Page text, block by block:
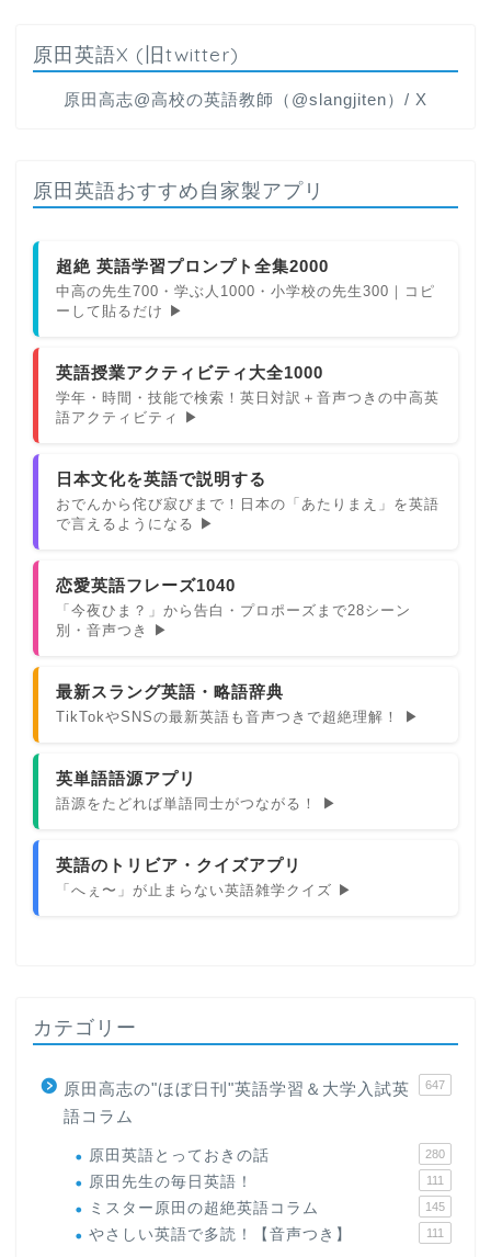
原田英語X (旧twitter)
原田高志@高校の英語教師（@slangjiten）/ X
原田英語おすすめ自家製アプリ
超絶 英語学習プロンプト全集2000
中高の先生700・学ぶ人1000・小学校の先生300｜コピ
ーして貼るだけ ▶
英語授業アクティビティ大全1000
学年・時間・技能で検索！英日対訳＋音声つきの中高英
語アクティビティ ▶
日本文化を英語で説明する
おでんから侘び寂びまで！日本の「あたりまえ」を英語
で言えるようになる ▶
恋愛英語フレーズ1040
「今夜ひま？」から告白・プロポーズまで28シーン
別・音声つき ▶
最新スラング英語・略語辞典
TikTokやSNSの最新英語も音声つきで超絶理解！ ▶
英単語語源アプリ
語源をたどれば単語同士がつながる！ ▶
英語のトリビア・クイズアプリ
「へぇ〜」が止まらない英語雑学クイズ ▶
カテゴリー
原田高志の"ほぼ日刊"英語学習＆大学入試英
語コラム
647
原田英語とっておきの話 280
原田先生の毎日英語！ 111
ミスター原田の超絶英語コラム 145
やさしい英語で多読！【音声つき】 111